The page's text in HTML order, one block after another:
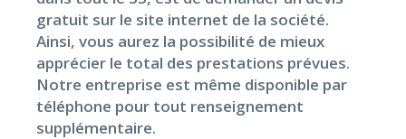
gratuit sur le site internet de la société.
Ainsi, vous aurez la possibilité de mieux
apprécier le total des prestations prévues.
Notre entreprise est même disponible par
téléphone pour tout renseignement
supplémentaire.